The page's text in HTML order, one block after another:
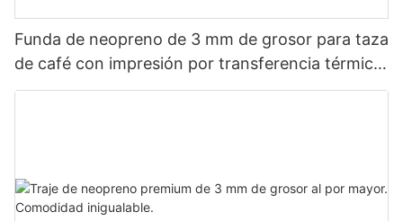
Funda de neopreno de 3 mm de grosor para taza
de café con impresión por transferencia térmica
completa.